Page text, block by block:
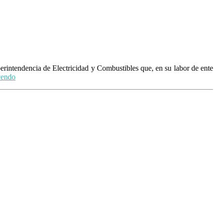
de Electricidad y Combustibles que, en su labor de ente